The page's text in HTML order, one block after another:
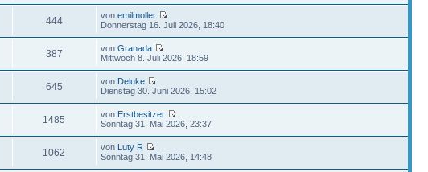
444 vonemilmoller
Donnerstag 16. Juli 2026, 18:40
387 vonGranada
Mittwoch 8. Juli 2026, 18:59
645 von Deluke
Dienstag 30. Juni 2026, 15:02
1485 von Erstbesitzer
Sonntag 31. Mai 2026, 23:37
1062 von Luty R
Sonntag 31. Mai 2026, 14:48